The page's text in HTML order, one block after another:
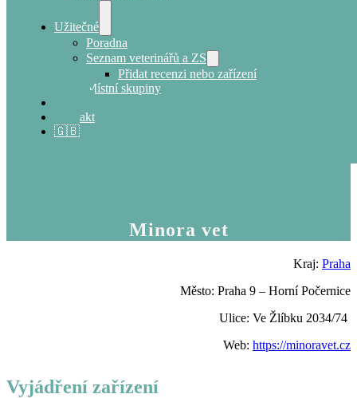
Užitečné
Poradna
Seznam veterinářů a ZS
Přidat recenzi nebo zařízení
Místní skupiny
Kontakt
🇬🇧
Minora vet
Kraj: Praha
Město: Praha 9 – Horní Počernice
Ulice: Ve Žlíbku 2034/74
Web: https://minoravet.cz
Vyjádření zařízení